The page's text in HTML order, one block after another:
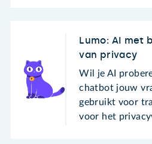
Lumo: AI met
van privacy
Wil je AI
chatbot jouw
gebruikt voor
voor het